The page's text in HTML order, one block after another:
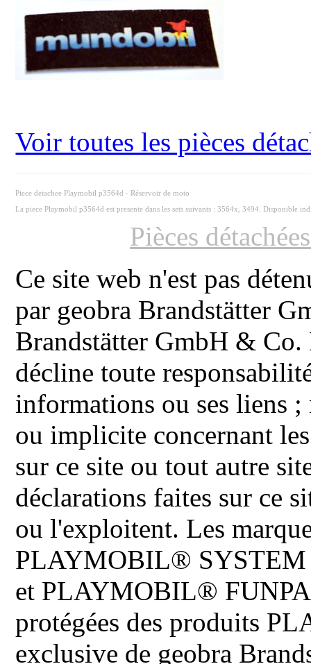
Voir toutes les pièces
Piece detachee Playmobil p3564d - Réservoir de moto
La piece Playmobil p3564d est presente dans les sets suivants : 3564x, 3494. Disponible
Pièces
Ce site web n'est pas
par geobra Brandstätter
Brandstätter GmbH & Co.
décline toute
informations ou ses liens ;
ou implicite concernant
sur ce site ou tout autre
déclarations faites sur ce
ou l'exploitent. Les
PLAYMOBIL®
et PLAYMOBIL®
protégées des produits
exclusive de geobra